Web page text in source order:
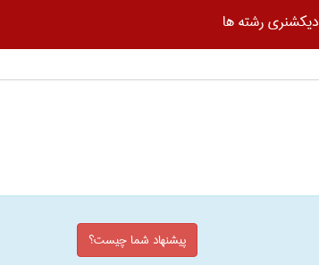
دیکشنری رشته ها
پیشنهاد شما چیست؟